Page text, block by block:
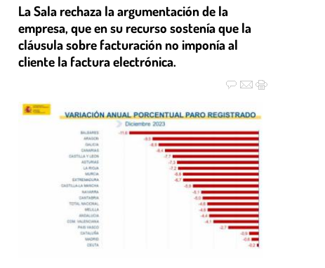
La Sala rechaza la argumentación de la
empresa, que en su recurso sostenía que la
cláusula sobre facturación no imponía al
cliente la factura electrónica.